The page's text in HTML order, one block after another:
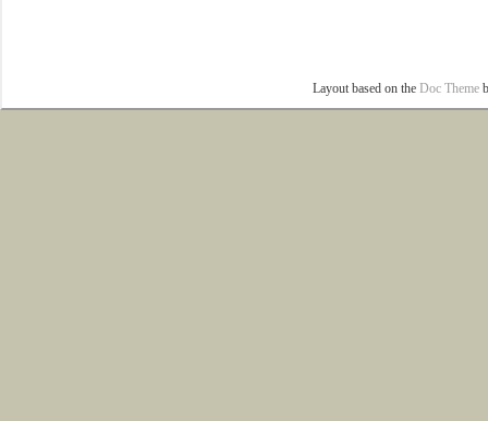
Layout based on the Doc Theme